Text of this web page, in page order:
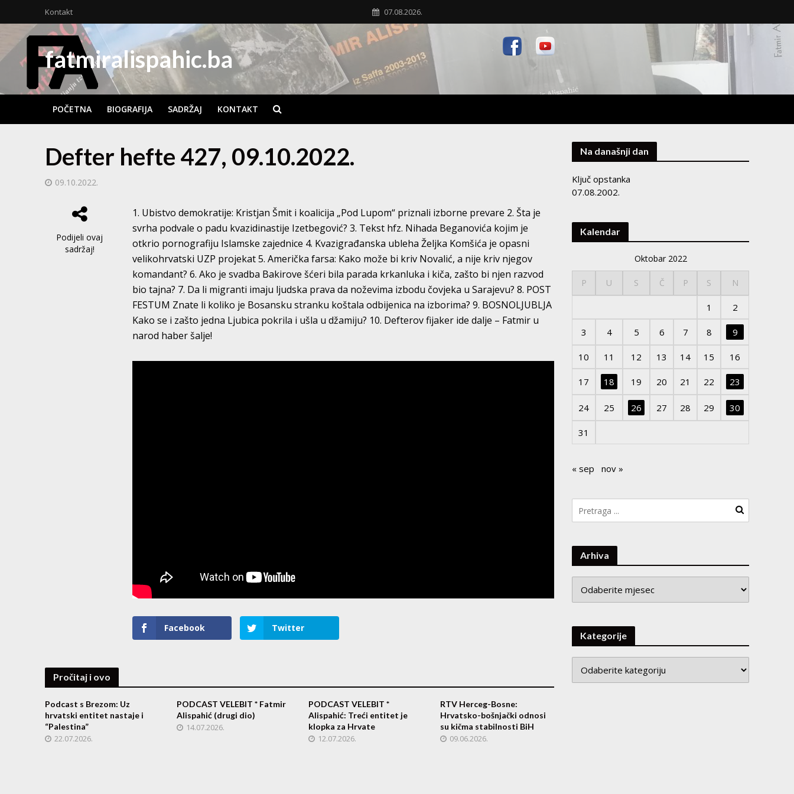
Kontakt 07.08.2026.
fatmiralispahic.ba
POČETNA BIOGRAFIJA SADRŽAJ KONTAKT
Defter hefte 427, 09.10.2022.
09.10.2022.
Podijeli ovaj
sadržaj!
1. Ubistvo demokratije: Kristjan Šmit i koalicija „Pod Lupom“ priznali izborne prevare 2. Šta je
svrha podvale o padu kvazidinastije Izetbegović? 3. Tekst hfz. Nihada Beganovića kojim je
otkrio pornografiju Islamske zajednice 4. Kvazigrađanska ubleha Željka Komšića je opasni
velikohrvatski UZP projekat 5. Američka farsa: Kako može bi kriv Novalić, a nije kriv njegov
komandant? 6. Ako je svadba Bakirove šćeri bila parada krkanluka i kiča, zašto bi njen razvod
bio tajna? 7. Da li migranti imaju ljudska prava da noževima izbodu čovjeka u Sarajevu? 8. POST
FESTUM Znate li koliko je Bosansku stranku koštala odbijenica na izborima? 9. BOSNOLJUBLJA
Kako se i zašto jedna Ljubica pokrila i ušla u džamiju? 10. Defterov fijaker ide dalje – Fatmir u
narod haber šalje!
Facebook Twitter
Pročitaj i ovo
Podcast s Brezom: Uz
hrvatski entitet nastaje i
“Palestina”
22.07.2026.
PODCAST VELEBIT * Fatmir
Alispahić (drugi dio)
14.07.2026.
PODCAST VELEBIT *
Alispahić: Treći entitet je
klopka za Hrvate
12.07.2026.
RTV Herceg-Bosne:
Hrvatsko-bošnjački odnosi
su kičma stabilnosti BiH
09.06.2026.
Na današnji dan
Ključ opstanka
07.08.2002.
Kalendar
Oktobar 2022
P U S Č P S N
1 2
3 4 5 6 7 8 9
10 11 12 13 14 15 16
17 18 19 20 21 22 23
24 25 26 27 28 29 30
31
« sep nov »
Arhiva
Kategorije